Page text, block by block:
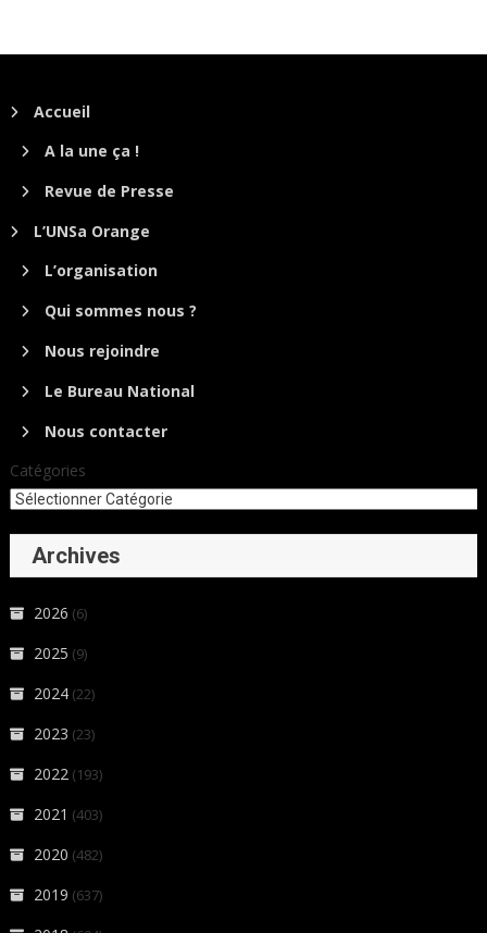
Accueil
A la une ça !
Revue de Presse
L’UNSa Orange
L’organisation
Qui sommes nous ?
Nous rejoindre
Le Bureau National
Nous contacter
Catégories
Archives
2026 (6)
2025 (9)
2024 (22)
2023 (23)
2022 (193)
2021 (403)
2020 (482)
2019 (637)